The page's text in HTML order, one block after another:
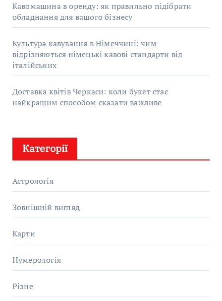
Кавомашина в оренду: як правильно підібрати
обладнання для вашого бізнесу
Культура кавування в Німеччині: чим
відрізняються німецькі кавові стандарти від
італійських
Доставка квітів Черкаси: коли букет стає
найкращим способом сказати важливе
Категорії
Астрологія
Зовнішній вигляд
Карти
Нумерологія
Різне